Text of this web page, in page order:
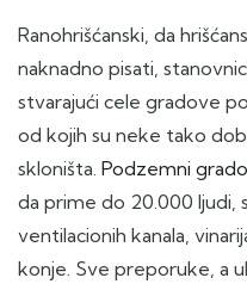
Ranohrišćanski, da
naknadno pisati,
stvarajući cele gradove
od kojih su neke tako
skloništa. Podzemni
da prime do 20.000 ljudi,
ventilacionih kanala,
konje. Sve preporuke, a